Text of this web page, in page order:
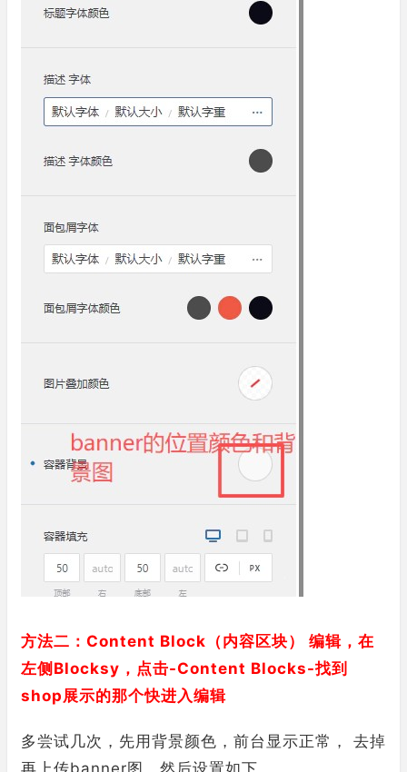
方法二：Content Block（内容区块） 编辑，在
左侧Blocksy，点击-Content Blocks-找到
shop展示的那个快进入编辑
多尝试几次，先用背景颜色，前台显示正常， 去掉